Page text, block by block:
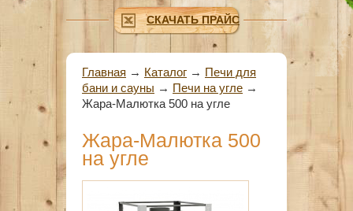
СКАЧАТЬ ПРАЙС
Вы здесь
Главная → Каталог → Печи для
бани и сауны → Печи на угле →
Жара-Малютка 500 на угле
Жара-Малютка 500
на угле